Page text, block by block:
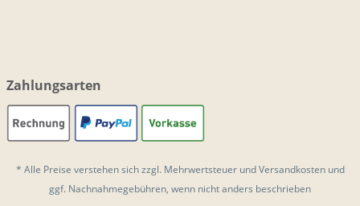
Zahlungsarten
* Alle Preise verstehen sich zzgl. Mehrwertsteuer undVersandkostenund
ggf. Nachnahmegebühren, wenn nicht anders beschrieben